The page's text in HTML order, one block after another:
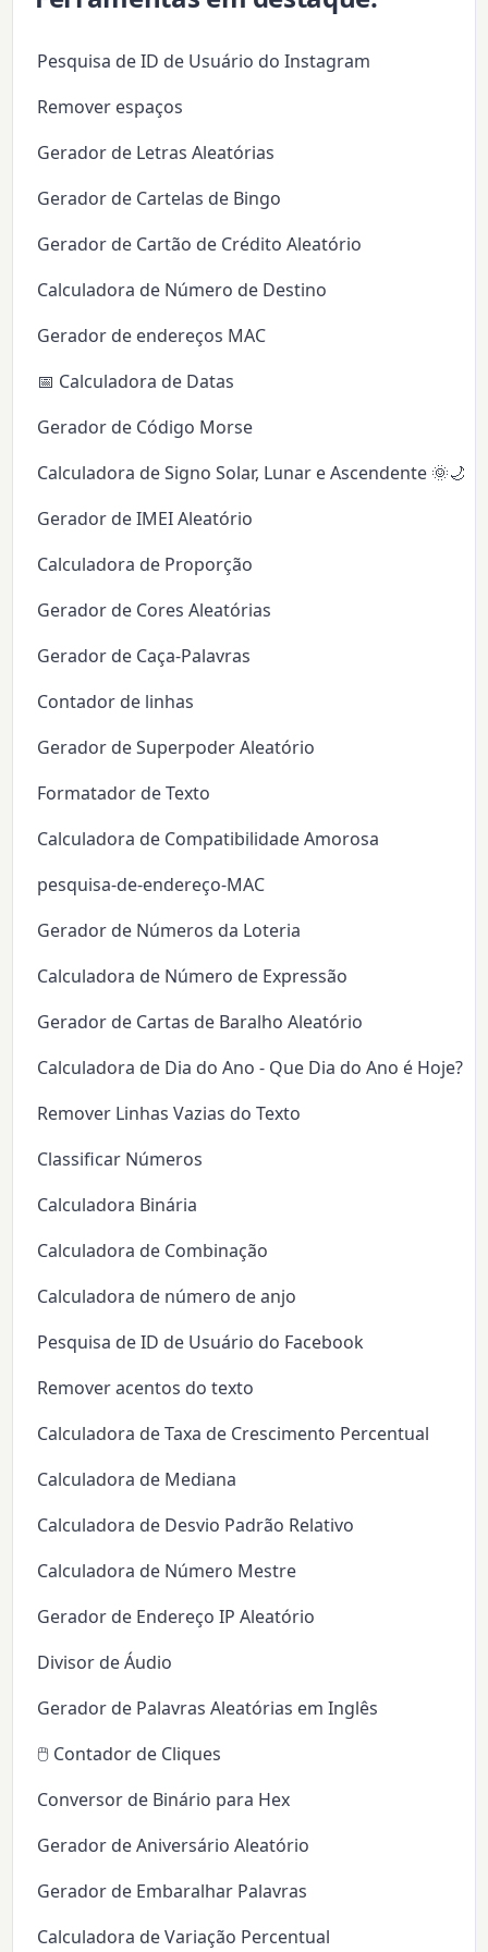
Pesquisa de ID de Usuário do Instagram
Remover espaços
Gerador de Letras Aleatórias
Gerador de Cartelas de Bingo
Gerador de Cartão de Crédito Aleatório
Calculadora de Número de Destino
Gerador de endereços MAC
📅 Calculadora de Datas
Gerador de Código Morse
Calculadora de Signo Solar, Lunar e Ascendente 🌞🌙✨
Gerador de IMEI Aleatório
Calculadora de Proporção
Gerador de Cores Aleatórias
Gerador de Caça-Palavras
Contador de linhas
Gerador de Superpoder Aleatório
Formatador de Texto
Calculadora de Compatibilidade Amorosa
pesquisa-de-endereço-MAC
Gerador de Números da Loteria
Calculadora de Número de Expressão
Gerador de Cartas de Baralho Aleatório
Calculadora de Dia do Ano - Que Dia do Ano é Hoje?
Remover Linhas Vazias do Texto
Classificar Números
Calculadora Binária
Calculadora de Combinação
Calculadora de número de anjo
Pesquisa de ID de Usuário do Facebook
Remover acentos do texto
Calculadora de Taxa de Crescimento Percentual
Calculadora de Mediana
Calculadora de Desvio Padrão Relativo
Calculadora de Número Mestre
Gerador de Endereço IP Aleatório
Divisor de Áudio
Gerador de Palavras Aleatórias em Inglês
🖱️ Contador de Cliques
Conversor de Binário para Hex
Gerador de Aniversário Aleatório
Gerador de Embaralhar Palavras
Calculadora de Variação Percentual